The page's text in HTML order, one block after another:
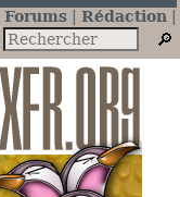
Forums
Rédaction